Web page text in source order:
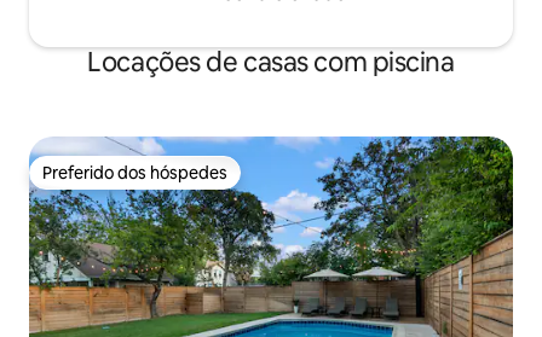
Locações de casas com piscina
Preferido dos hóspedes
Preferido dos hóspedes